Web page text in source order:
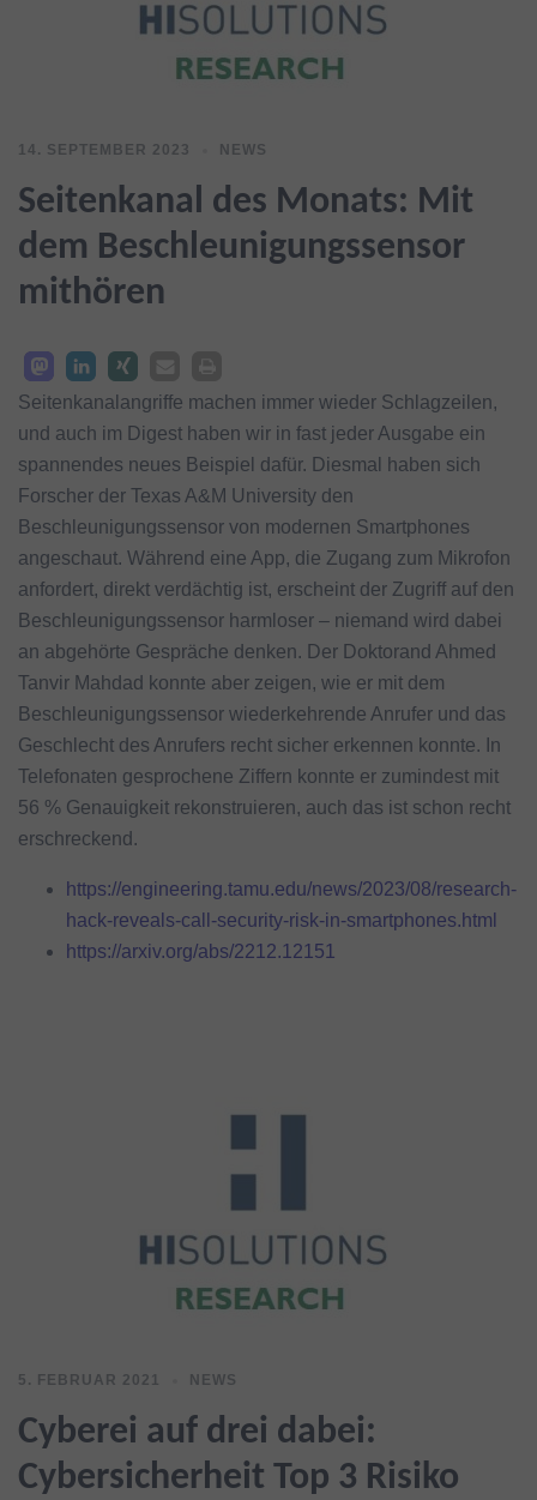
14. SEPTEMBER 2023 NEWS
Seitenkanal des Monats: Mit
dem Beschleunigungssensor
mithören
Seitenkanalangriffe machen immer wieder Schlagzeilen,
und auch im Digest haben wir in fast jeder Ausgabe ein
spannendes neues Beispiel dafür. Diesmal haben sich
Forscher der Texas A&M University den
Beschleunigungssensor von modernen Smartphones
angeschaut. Während eine App, die Zugang zum Mikrofon
anfordert, direkt verdächtig ist, erscheint der Zugriff auf den
Beschleunigungssensor harmloser – niemand wird dabei
an abgehörte Gespräche denken. Der Doktorand Ahmed
Tanvir Mahdad konnte aber zeigen, wie er mit dem
Beschleunigungssensor wiederkehrende Anrufer und das
Geschlecht des Anrufers recht sicher erkennen konnte. In
Telefonaten gesprochene Ziffern konnte er zumindest mit
56 % Genauigkeit rekonstruieren, auch das ist schon recht
erschreckend.
https://engineering.tamu.edu/news/2023/08/research-
hack-reveals-call-security-risk-in-smartphones.html
https://arxiv.org/abs/2212.12151
5. FEBRUAR 2021 NEWS
Cyberei auf drei dabei:
Cybersicherheit Top 3 Risiko